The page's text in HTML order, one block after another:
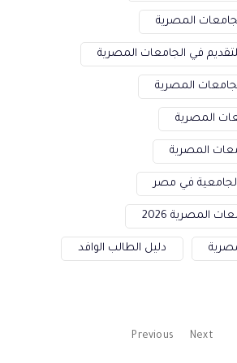
المصرية
في الجامعات المصرية
المصرية
المصرية
المصرية
في مصر
المصرية 2026
دليل الطالب الوافد
Previous Next